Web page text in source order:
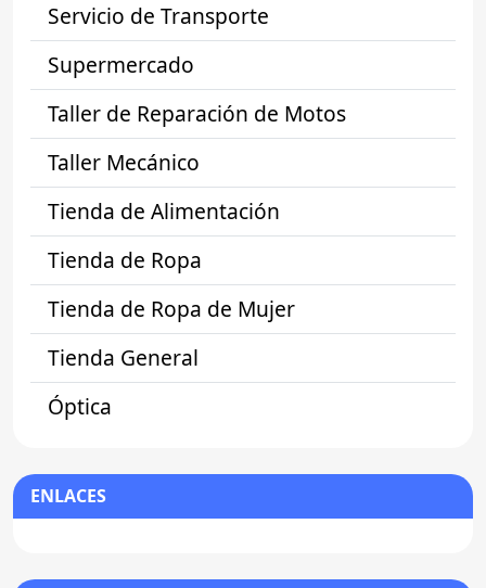
Servicio de Transporte
Supermercado
Taller de Reparación de Motos
Taller Mecánico
Tienda de Alimentación
Tienda de Ropa
Tienda de Ropa de Mujer
Tienda General
Óptica
ENLACES